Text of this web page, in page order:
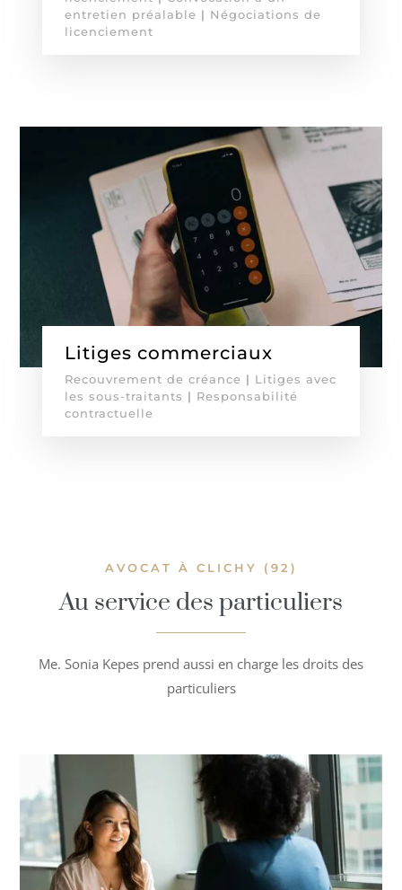
entretien préalable | Négociations de
licenciement
Litiges commerciaux
Recouvrement de créance | Litiges avec
les sous-traitants | Responsabilité
contractuelle
AVOCAT À CLICHY (92)
Au service des particuliers
Me. Sonia Kepes prend aussi en charge les droits des
particuliers